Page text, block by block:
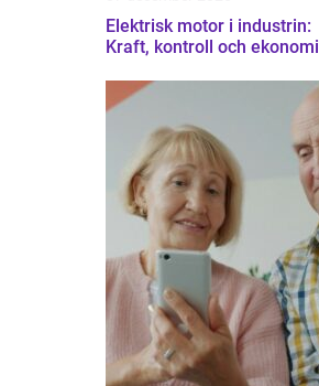
Elektrisk motor i industrin:
Kraft, kontroll och ekonomi